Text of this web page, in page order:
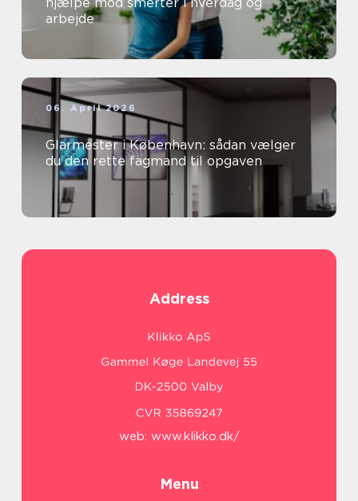
arbejde
06. April 2026
Glarmester i København: sådan vælger
du den rette fagmand til opgaven
Address
web: www.klikko.dk/
Menu